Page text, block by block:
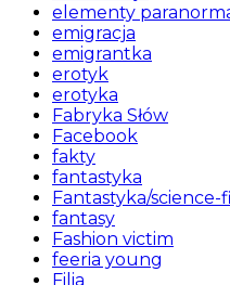
elementy
emigracja
emigrantka
erotyk
erotyka
Fabryka Słów
Facebook
fakty
fantastyka
Fantastyka/
fantasy
Fashion victim
feeria young
Filia